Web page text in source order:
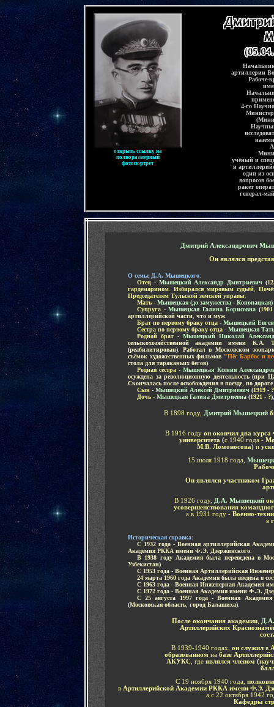
открыть ссылку на
полноразмерный
фотопортрет
артиллерии
Рабоче-
4-го
учёный и
и
один из
вопросов
ракет
генерал-
Дмитрий Александрович
Он являлся
О семье Д.А. Мышецкого:
Отец - Мышецкий Александр Дмитриевич (
гардемарином
Избирался мировым судьёй ,
Председателем Тульской земской управы
Мать - Мышецкая (до замужества -
Супруга -Мышецкая Галина Борисовна (
артиллерийской части что и муж
Брат по первому браку отца - Мышецкий
Сестра по первому браку отца - Мышецкая
Родной брат - Мышецкий Николай
сельскохозяйственной академии имени К.А.
(реабилитирован) .Работал в Московском
съёмок художественных фильмов "Пёс Барбос и
стола для тараканьих бегов)
Родная сестра-Мышецкая Ксения
осуждена за революционную деятельность(при
Скончалась после освобождения в поезде по
Сын - Мышецкий Алексей Дмитриевич (1919 - ?
Дочь - Мышецкая Галина Дмитриевна (1921 - ?)
В 1898 году, Дмитрий Мышецкий
В 1916 году он окончил два курса
университета (с 1940 года -
М.В. Ломоносова)и
15 июля 1918 года,
Он являлся участником
В 1926 году, Д.А. Мышецкий
усовершенствования
а в 1931 году - Военно-
в
Историческая справка:
С 1932 года - Военная артиллерийская
Академия РККА имени Ф.Э. Дзержинского
В 1938 году Академия была переведена в
Узбекистан)
С 1953 года - Военная Артиллерийская
24 марта 1960 года Академия была введена в
С 1963 года - Военная Инженерная Академия
С 1972 года - Военная Академия имени Ф.Э.
С 25 августа 1997 года - Военная Академия
(Московская область город Балашиха)
После окончания академии
Артиллерийских
В 1939-1940 годах, он служил в
образованном на базе
АКУКС , где являлся членом (
С 19 ноября 1940 года,
в Артиллерийской Академии РККА имени Ф.Э.
а с 22 октября 1942
Кафедры